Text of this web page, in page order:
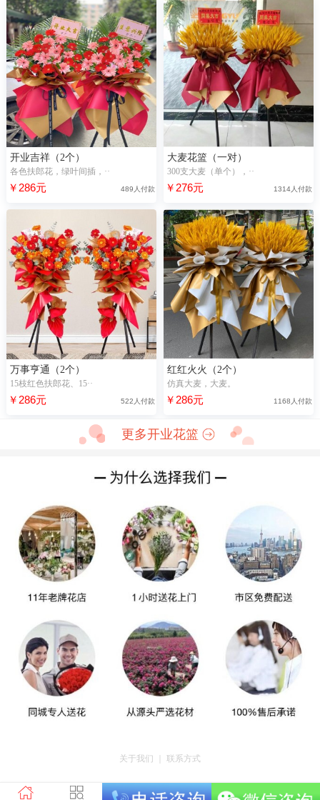
开业吉祥（2个）
各色扶郎花，绿叶间插，··
￥286元 489人付款
大麦花篮（一对）
300支大麦（单个），··
￥276元 1314人付款
万事亨通（2个）
15枝红色扶郎花、15··
￥286元 522人付款
红红火火（2个）
仿真大麦，大麦。
￥286元 1168人付款
更多开业花篮
关于我们 联系方式
版权所有：重庆千之汇电子商务有限公司 地址：重庆市荣昌区昌州街道迎宾大
道南段3号18栋3-16 电话：tel023-46761716